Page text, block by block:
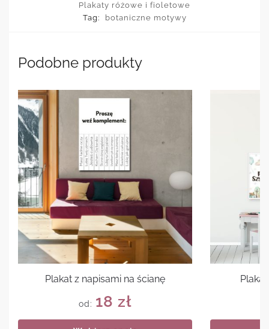
Plakaty różowe i fioletowe
Tag:
botaniczne motywy
Podobne produkty
Plakat z napisami na ścianę
od: 18 zł